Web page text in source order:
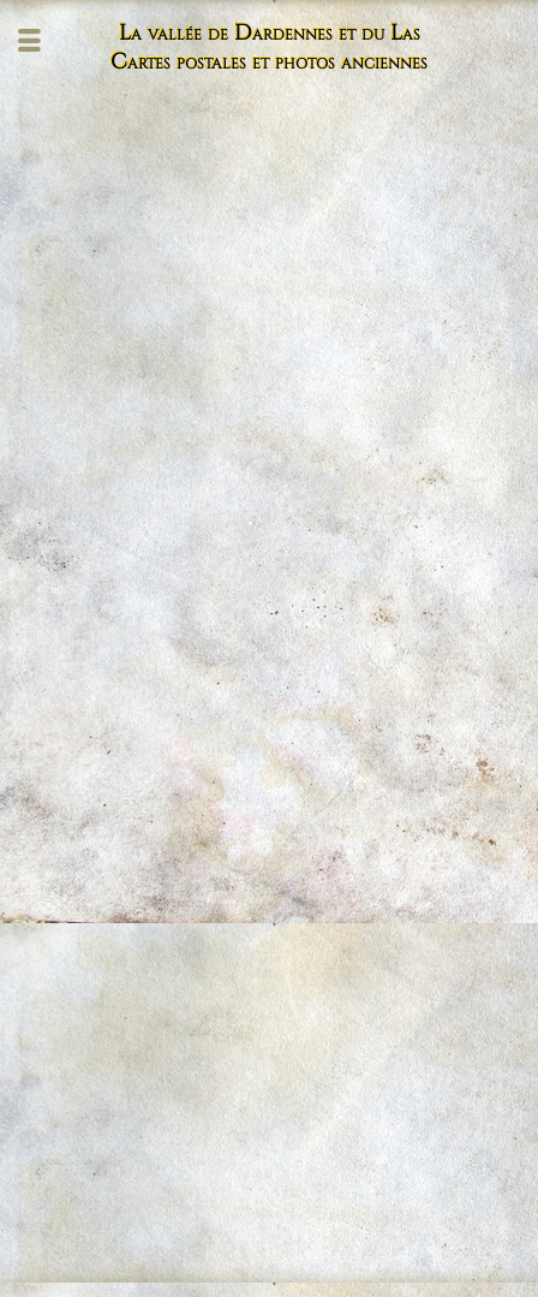
La vallée de Dardennes et du Las
Cartes postales et photos anciennes